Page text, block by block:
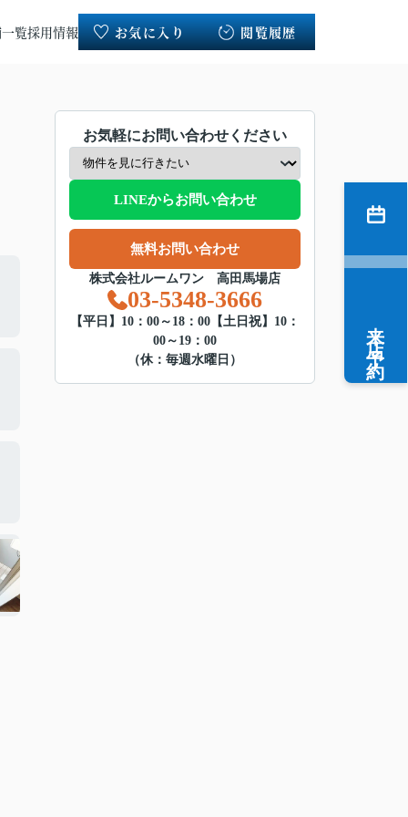
覧採用情報 お気に入り 閲覧履歴
お気軽にお問い合わせください
LINEからお問い合わせ
無料お問い合わせ
株式会社ルームワン 高田馬場店
03-5348-3666
【平日】10：00～18：00【土日祝】10：
00～19：00
（休：毎週水曜日）
来店予約